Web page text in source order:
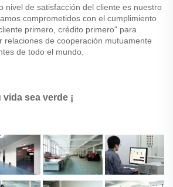
nivel de satisfacción del cliente es nuestro
comprometidos con el cumplimiento
primero, crédito primero" para
relaciones de cooperación mutuamente
de todo el mundo.
sea verde ¡